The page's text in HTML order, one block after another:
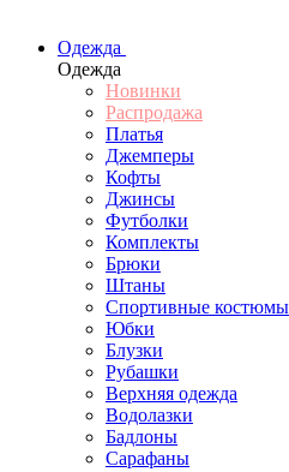
Одежда
Одежда
Новинки
Распродажа
Платья
Джемперы
Кофты
Джинсы
Футболки
Комплекты
Брюки
Штаны
Спортивные костюмы
Юбки
Блузки
Рубашки
Верхняя одежда
Водолазки
Бадлоны
Сарафаны